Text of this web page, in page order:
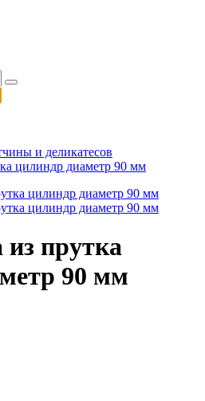
и деликатесов
цилиндр диаметр 90 мм
прутка
90 мм